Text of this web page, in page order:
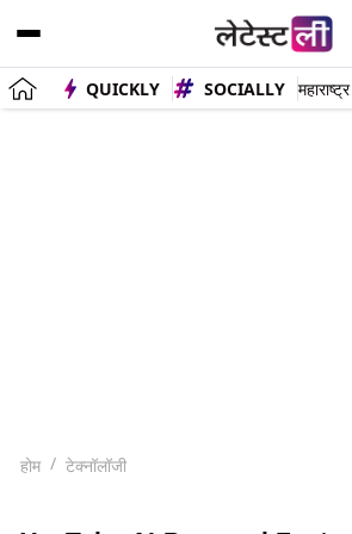
QUICKLY SOCIALLY महाराष्ट्र
होम टेक्नॉलॉजी